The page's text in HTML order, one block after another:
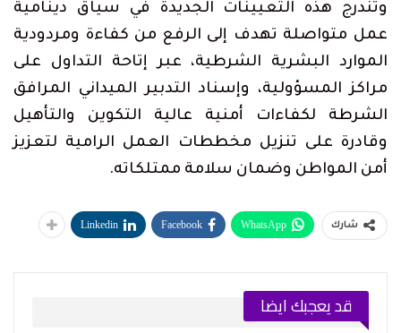
وتندرج هذه التعيينات الجديدة في سياق دينامية
عمل متواصلة تهدف إلى الرفع من كفاءة ومردودية
الموارد البشرية الشرطية، عبر إتاحة التداول على
مراكز المسؤولية، وإسناد التدبير الميداني المرافق
الشرطة لكفاءات أمنية عالية التكوين والتأهيل
وقادرة على تنزيل مخططات العمل الرامية لتعزيز
أمن المواطن وضمان سلامة ممتلكاته.
شارك WhatsApp
Facebook
Linkedin
قد يعجبك ايضا